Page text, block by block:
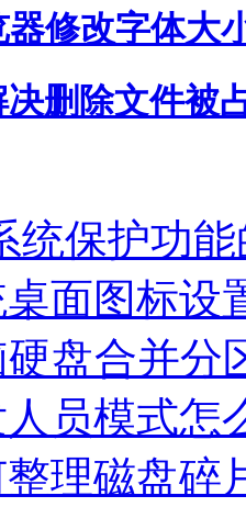
修改字体大
删除文件被
统保护功
面图标设
盘合并分
员模式怎
理磁盘碎